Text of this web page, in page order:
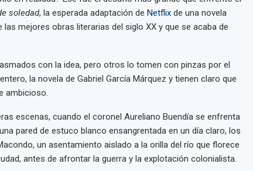
soledad, la esperada adaptación de Netflixde una novela
mejores obras literarias del siglo XX y que se acaba de
con la idea, pero otros lo tomen con pinzas por el
la novela de Gabriel García Márquez y tienen claro que
ambicioso.
escenas, cuando el coronel Aureliano Buendía se enfrenta
pared de estuco blanco ensangrentada en un día claro, los
un asentamiento aislado a la orilla del río que florece
antes de afrontar la guerra y la explotación colonialista.